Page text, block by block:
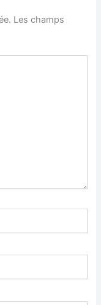
Les champs